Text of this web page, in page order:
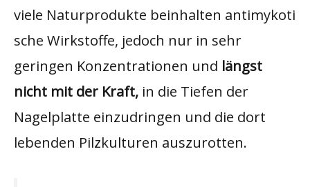
viele Naturprodukte beinhalten antimykoti
sche Wirkstoffe, jedoch nur in sehr
geringen Konzentrationen und längst
nicht mit der Kraft, in die Tiefen der
Nagelplatte einzudringen und die dort
lebenden Pilzkulturen auszurotten.